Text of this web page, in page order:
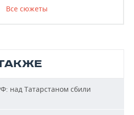
Все сюжеты
над Татарстаном сбили